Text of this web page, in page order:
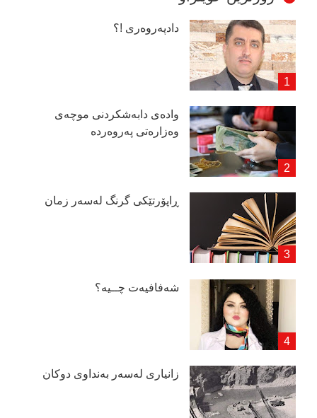
دادپەروەری !؟
وادەی دابەشكردنی موچەی
وەزارەتی پەروەردە
ڕاپۆرتێكی گرنگ لەسەر زمان
شەفافیەت چــیە؟
زانیاری لەسەر بەنداوی دوكان